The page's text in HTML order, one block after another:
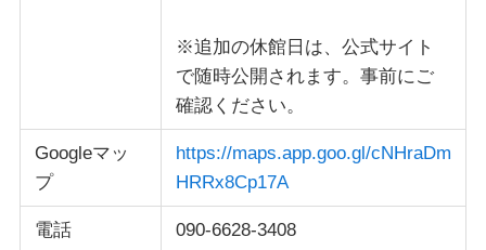
※追加の休館日は、公式サイト
で随時公開されます。事前にご
確認ください。
Googleマッ
プ
https://maps.app.goo.gl/cNHraDm
HRRx8Cp17A
電話 090-6628-3408